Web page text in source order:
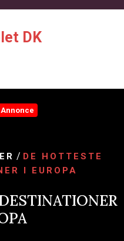
DK
Annonce
/ DE HOTTESTE
I EUROPA